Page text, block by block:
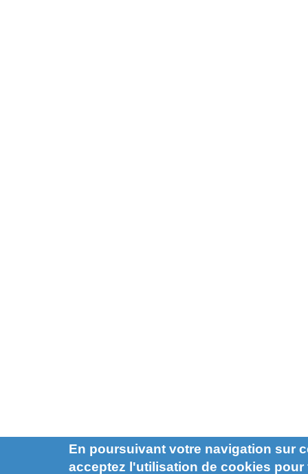
En poursuivant votre navigation sur
acceptez l'utilisation de cookies pour